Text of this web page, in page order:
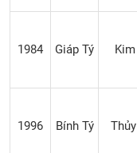
1984 Giáp Tý Kim
1996 Bính Tý Thủy